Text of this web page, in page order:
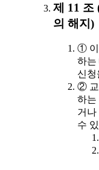
제 11 조
의 해지)
① 이
하는
신청
② 교
하는
거나
수